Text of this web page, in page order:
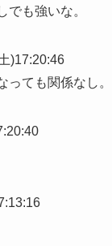
でも強いな。
)17:20:46
っても関係なし